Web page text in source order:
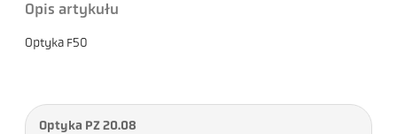
Opis artykułu
Optyka F50
Optyka PZ 20.08